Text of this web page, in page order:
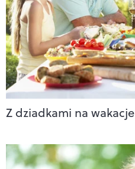
Z dziadkami na wakacje